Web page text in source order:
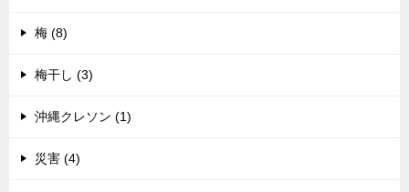
梅 (8)
梅干し (3)
沖縄クレソン (1)
災害 (4)